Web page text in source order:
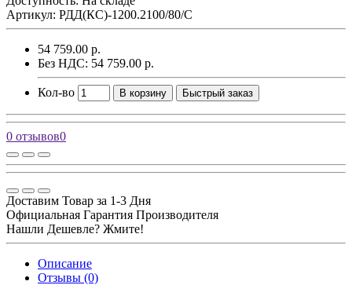
Артикул: РДД(КС)-1200.2100/80/С
54 759.00 р.
Без НДС: 54 759.00 р.
Кол-во В корзину Быстрый заказ
0 отзывов0
Доставим Товар за 1-3 Дня
Официальная Гарантия Производителя
Нашли Дешевле? Жмите!
Описание
Отзывы (0)